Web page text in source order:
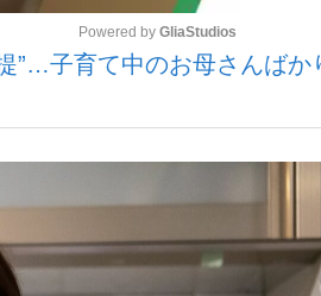
「クマが悪者扱いされている
いまさら聞けな
Powered by GliaStudios
”…子育て中のお母さんばか